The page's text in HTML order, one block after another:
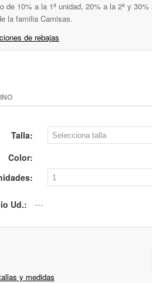
de 10% a la 1ª unidad, 20% a la 2ª y
la familia Camisas.
de rebajas
Talla:
Color:
Ud.:
y medidas